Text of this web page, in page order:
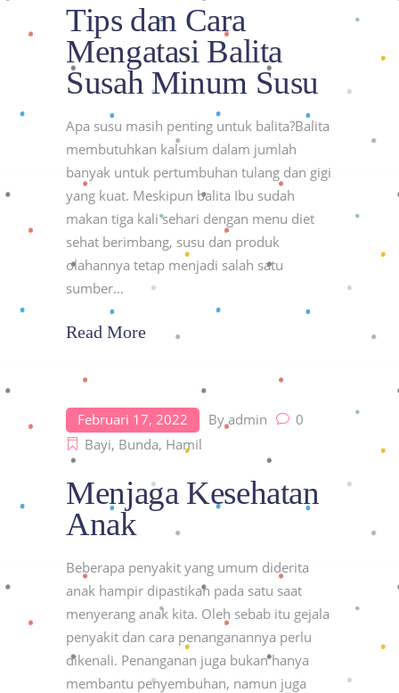
Tips dan Cara
Mengatasi Balita
Susah Minum Susu
Apa susu masih penting untuk balita?Balita
membutuhkan kalsium dalam jumlah
banyak untuk pertumbuhan tulang dan gigi
yang kuat. Meskipun balita Ibu sudah
makan tiga kali sehari dengan menu diet
sehat berimbang, susu dan produk
olahannya tetap menjadi salah satu
sumber
Read More
Februari 17, 2022 By admin
0
Bayi, Bunda, Hamil
Menjaga Kesehatan
Anak
Beberapa penyakit yang umum diderita
anak hampir dipastikan pada satu saat
menyerang anak kita. Oleh sebab itu gejala
penyakit dan cara penanganannya perlu
dikenali. Penanganan juga bukan hanya
membantu penyembuhan, namun juga